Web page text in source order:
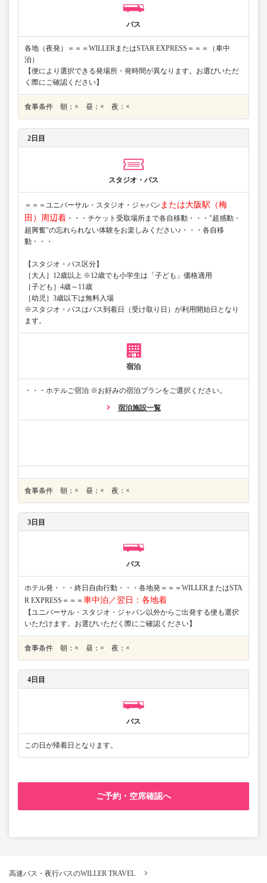
バス
各地（夜発）＝＝＝WILLERまたはSTAR EXPRESS＝＝＝（車中
泊）
【便により選択できる発場所・発時間が異なります。お選びいただ
く際にご確認ください】
食事条件 朝：× 昼：× 夜：×
2日目
スタジオ・パス
＝＝＝ユニバーサル・スタジオ・ジャパン または大阪駅（梅
田）周辺着 ・・・チケット受取場所まで各自移動・・・"超感動・
超興奮"の忘れられない体験をお楽しみください♪・・・各自移
動・・・
【スタジオ・パス区分】
［大人］12歳以上 ※12歳でも小学生は「子ども」価格適用
［子ども］4歳～11歳
［幼児］3歳以下は無料入場
※スタジオ・パスはバス到着日（受け取り日）が利用開始日となり
ます。
宿泊
・・・ホテルご宿泊 ※お好みの宿泊プランをご選択ください。
宿泊施設一覧
食事条件 朝：× 昼：× 夜：×
3日目
バス
ホテル発・・・終日自由行動・・・各地発＝＝＝WILLERまたはSTA
R EXPRESS＝＝＝ 車中泊／翌日：各地着
【ユニバーサル・スタジオ・ジャパン以外からご出発する便も選択
いただけます。お選びいただく際にご確認ください】
食事条件 朝：× 昼：× 夜：×
4日目
バス
この日が帰着日となります。
ご予約・空席確認へ
高速バス・夜行バスのWILLER TRAVEL